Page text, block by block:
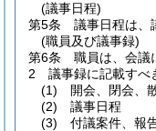
(議事日程)
第5条
議事日程は、
(職員及び議事録)
第6条
職員は、会議
2
議事録に記載すべ
(1)
開会、閉会、
(2)
議事日程
(3)
付議案件、報